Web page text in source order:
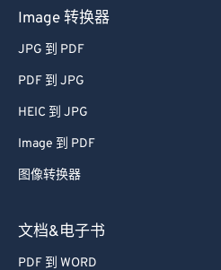
Image 转换器
JPG 到 PDF
PDF 到 JPG
HEIC 到 JPG
Image 到 PDF
图像转换器
文档&电子书
PDF 到 WORD